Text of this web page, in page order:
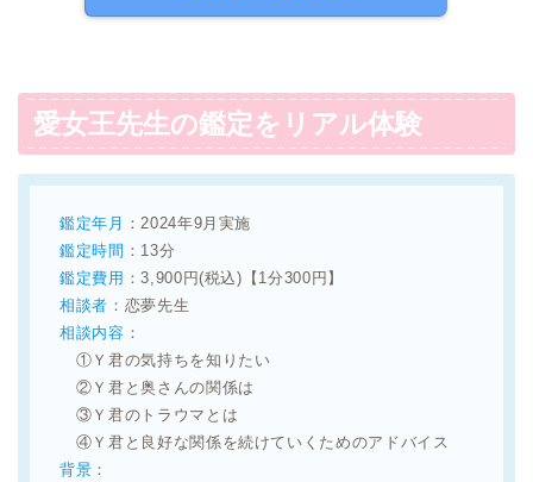
愛女王先生の鑑定をリアル体験
鑑定年月 ：2024年9月実施
鑑定時間 ：13分
鑑定費用 ：3,900円(税込)【1分300円】
相談者 ：恋夢先生
相談内容 ：
①Ｙ君の気持ちを知りたい
②Ｙ君と奥さんの関係は
③Ｙ君のトラウマとは
④Ｙ君と良好な関係を続けていくためのアドバイス
背景 ：